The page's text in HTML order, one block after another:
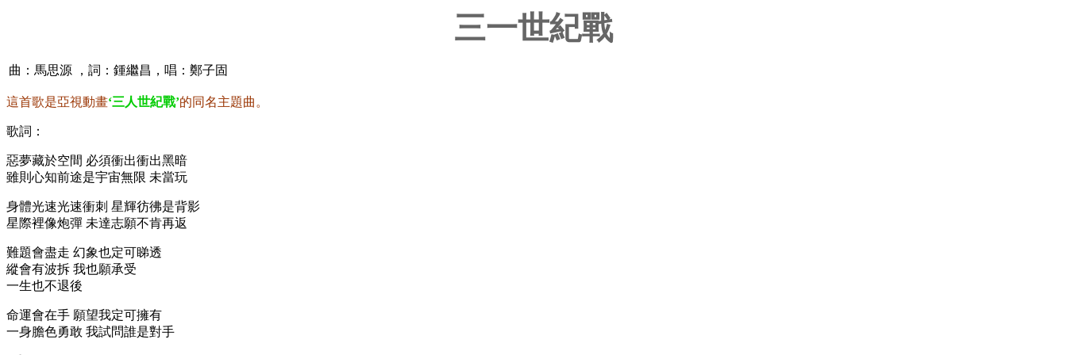
三一世紀戰
曲：馬思源 ，詞：鍾繼昌，唱：鄭子固
這首歌是亞視動畫‘三人世紀戰’的同名主題曲。
歌詞：
惡夢藏於空間 必須衝出衝出黑暗
雖則心知前途是宇宙無限 未當玩
身體光速光速衝刺 星輝彷彿是背影
星際裡像炮彈 未達志願不肯再返
難題會盡走 幻象也定可睇透
縱會有波拆 我也願承受
一生也不退後
命運會在手 願望我定可擁有
一身膽色勇敢 我試問誰是對手